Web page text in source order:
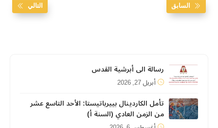
السابق التالي
رسالة الى أبرشية القدس
أبريل 27, 2026
تأمل الكاردينال بييرباتيستا: الأحد التاسع عشر
من الزمن العادي (السنة أ)